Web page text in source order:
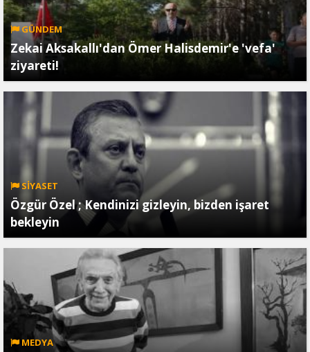
GÜNDEM
Zekai Aksakallı'dan Ömer Halisdemir'e 'vefa'
ziyareti!
SİYASET
Özgür Özel ; Kendinizi gizleyin, bizden işaret
bekleyin
MEDYA